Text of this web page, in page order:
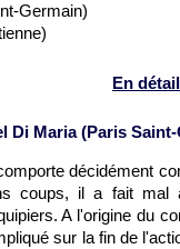
Germain)
En
Di Maria (Paris
décidément
coups, il a fait mal
A l'origine du
sur la fin de